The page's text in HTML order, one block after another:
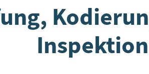
Inspektion